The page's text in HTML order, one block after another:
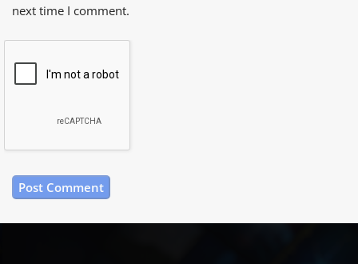
next time I comment.